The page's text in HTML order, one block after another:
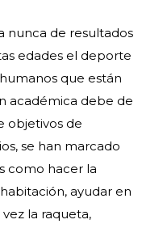
nunca de resultados
edades el deporte
que están
académica debe de
objetivos de
se han marcado
como hacer la
ayudar en
la raqueta,